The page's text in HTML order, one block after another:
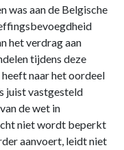
was aan de Belgische
het verdrag aan
tijdens deze
naar het oordeel
juist vastgesteld
de wet in
niet wordt beperkt
aanvoert, leidt niet